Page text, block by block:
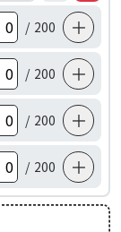
/ 200 ＋
/ 200 ＋
/ 200 ＋
/ 200 ＋